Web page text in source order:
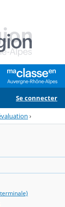
Se connecter
›